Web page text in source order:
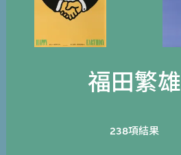
福田繁雄
238項結果